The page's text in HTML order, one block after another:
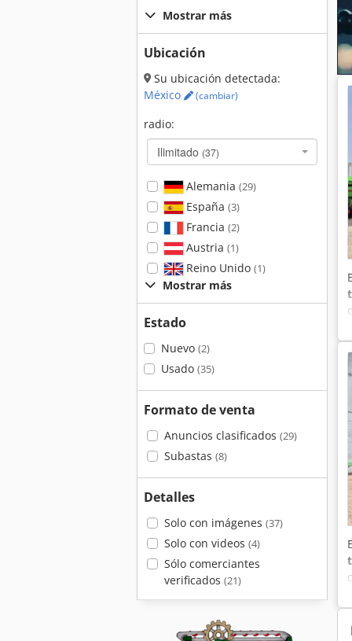
Mostrar más
Ubicación
Su ubicación detectada:
México
(cambiar)
radio:
Ilimitado (37)
Alemania (29)
España (3)
Francia (2)
Austria (1)
Reino Unido (1)
Mostrar más
Estado
Nuevo (2)
Usado (35)
Formato de venta
Anuncios clasificados (29)
Subastas (8)
Detalles
Solo con imágenes (37)
Solo con videos (4)
Sólo comerciantes
verificados (21)